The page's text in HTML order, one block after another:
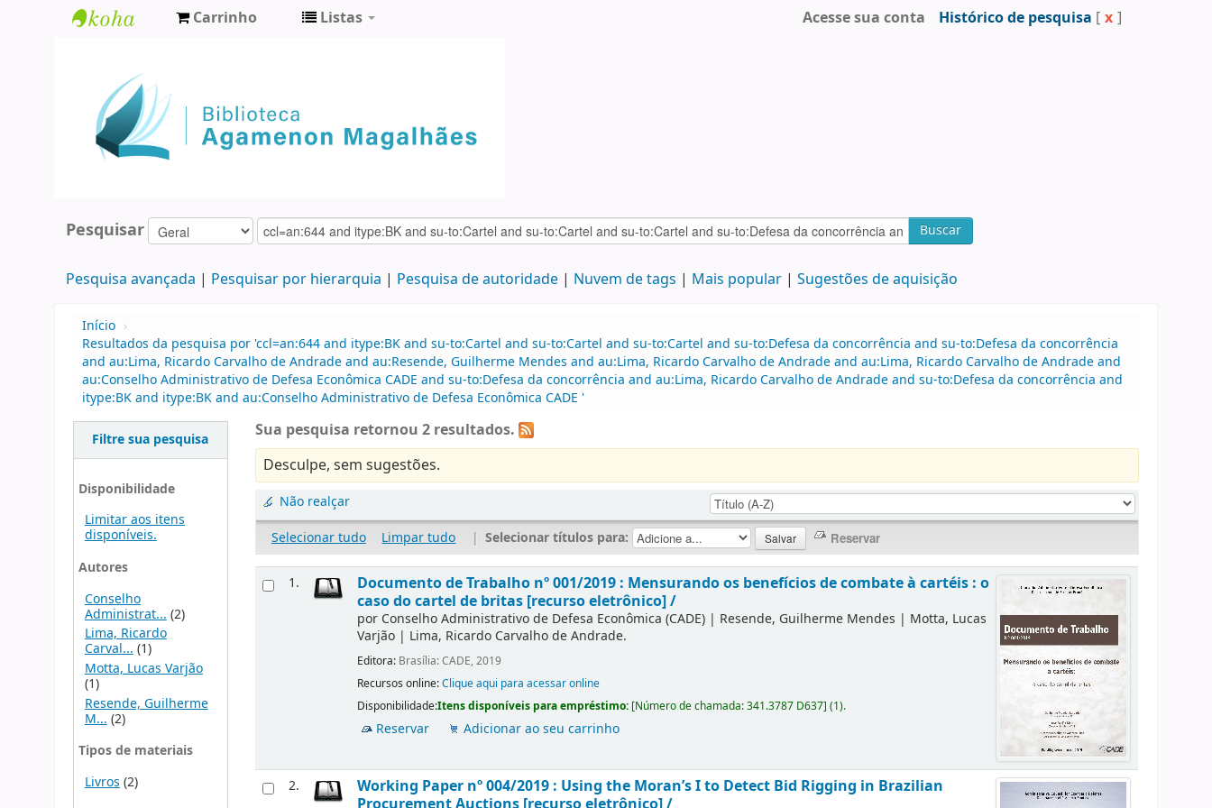
Agamenon
Magalhães
Carrinho Listas Acesse sua conta Histórico de pesquisa [ x ]
Pesquisar Buscar
Pesquisa avançada Pesquisar por hierarquia Pesquisa de autoridade Nuvem de tags Mais popular Sugestões de aquisição
Início ›
Resultados da pesquisa por 'ccl=an:644 and itype:BK and su-to:Cartel and su-to:Cartel and su-to:Cartel and su-to:Defesa da concorrência and su-to:Defesa da concorrência
and au:Lima, Ricardo Carvalho de Andrade and au:Resende, Guilherme Mendes and au:Lima, Ricardo Carvalho de Andrade and au:Lima, Ricardo Carvalho de Andrade and
au:Conselho Administrativo de Defesa Econômica CADE and su-to:Defesa da concorrência and au:Lima, Ricardo Carvalho de Andrade and su-to:Defesa da concorrência and
itype:BK and itype:BK and au:Conselho Administrativo de Defesa Econômica CADE '
Filtre sua pesquisa
Disponibilidade
Limitar aos itens
disponíveis.
Autores
Conselho
Administrat... (2)
Lima, Ricardo
Carval...(1)
Motta, Lucas Varjão
(1)
Resende, Guilherme
M... (2)
Tipos de materiais
Livros (2)
Sua pesquisa retornou 2 resultados.
Desculpe, sem sugestões.
Não realçar
Selecionar tudo
Limpar tudo | Selecionar títulos para:
1.
Documento de Trabalho nº 001/2019 : Mensurando os benefícios de combate à cartéis : o
caso do cartel de britas [recurso eletrônico] /
por Conselho Administrativo de Defesa Econômica (CADE) | Resende, Guilherme Mendes | Motta, Lucas
Varjão | Lima, Ricardo Carvalho de Andrade.
Editora: Brasília: CADE, 2019
Recursos online:Clique aqui para acessar online
Disponibilidade:Itens disponíveis para empréstimo: [Número de chamada:341.3787 D637](1).
Reservar Adicionar ao seu carrinho
2.
Working Paper nº 004/2019 : Using the Moran’s I to Detect Bid Rigging in Brazilian